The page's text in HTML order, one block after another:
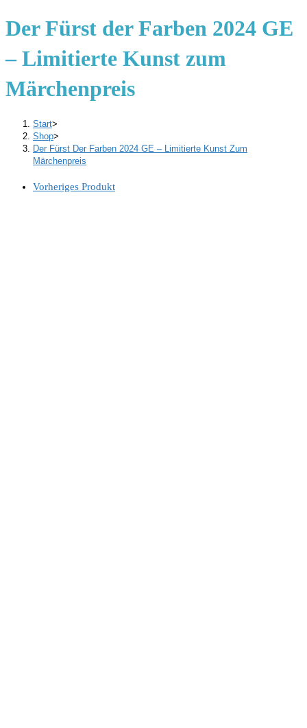
Der Fürst der Farben 2024 GE
– Limitierte Kunst zum
Märchenpreis
Start>
Shop>
Der Fürst Der Farben 2024 GE – Limitierte Kunst Zum
Märchenpreis
Vorheriges Produkt